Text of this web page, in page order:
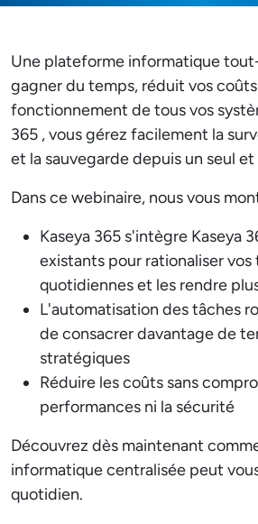
Une plateforme informatique
gagner du temps, réduit vos
fonctionnement de tous vos
365 , vous gérez facilement la
et la sauvegarde depuis un seul
Dans ce webinaire, nous vous
Kaseya 365 s'intègre Kaseya
existants pour rationaliser vos
quotidiennes et les rendre
L'automatisation des tâches
de consacrer davantage de
stratégiques
Réduire les coûts sans
performances ni la sécurité
Découvrez dès maintenant
informatique centralisée peut
quotidien.